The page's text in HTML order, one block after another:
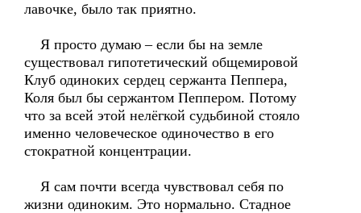
лавочке, было так приятно.
Я просто думаю – если бы на земле
существовал гипотетический общемировой
Клуб одиноких сердец сержанта Пеппера,
Коля был бы сержантом Пеппером. Потому
что за всей этой нелёгкой судьбиной стояло
именно человеческое одиночество в его
стократной концентрации.
Я сам почти всегда чувствовал себя по
жизни одиноким. Это нормально. Стадное